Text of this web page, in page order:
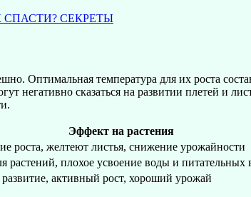
СЕКРЕТЫ
Оптимальная температура для их роста
негативно сказаться на развитии плетей и
Эффект на растения
роста, желтеют листья, снижение урожайности
растений, плохое усвоение воды и питательных
развитие, активный рост, хороший урожай